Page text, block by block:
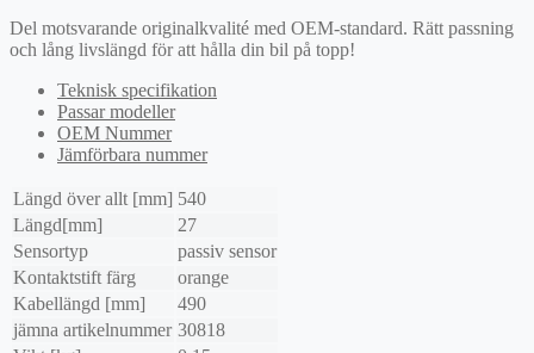
Del motsvarande originalkvalité med OEM-standard. Rätt passning
och lång livslängd för att hålla din bil på topp!
Teknisk specifikation
Passar modeller
OEM Nummer
Jämförbara nummer
Längd över allt [mm] 540
Längd[mm]
27
Sensortyp
passiv sensor
Kontaktstift färg
orange
Kabellängd [mm]
490
jämna artikelnummer 30818